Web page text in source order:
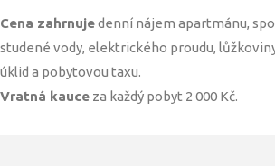
Cena zahrnujedenní nájem apartmánu,
studené vody, elektrického proudu,
úklid a pobytovou taxu.
Vratná kauce za každý pobyt 2 000 Kč.